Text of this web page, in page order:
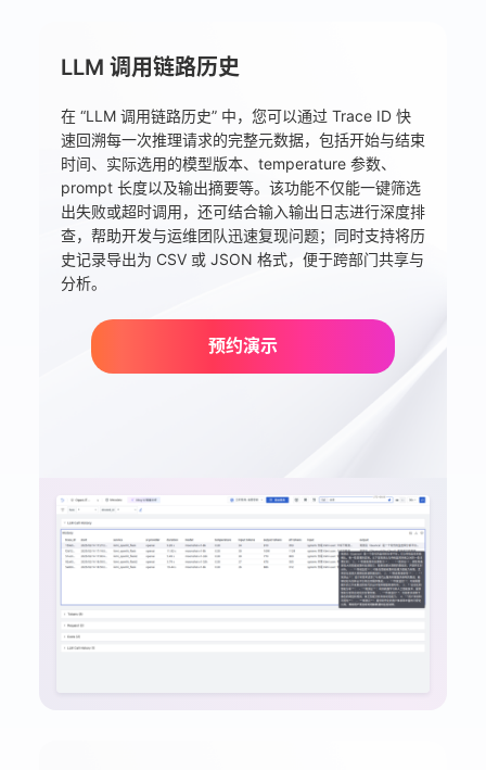
LLM 调用链路历史
在 “LLM 调用链路历史” 中，您可以通过 Trace ID 快
速回溯每一次推理请求的完整元数据，包括开始与结束
时间、实际选用的模型版本、temperature 参数、
prompt 长度以及输出摘要等。该功能不仅能一键筛选
出失败或超时调用，还可结合输入输出日志进行深度排
查，帮助开发与运维团队迅速复现问题；同时支持将历
史记录导出为 CSV 或 JSON 格式，便于跨部门共享与
分析。
预约演示